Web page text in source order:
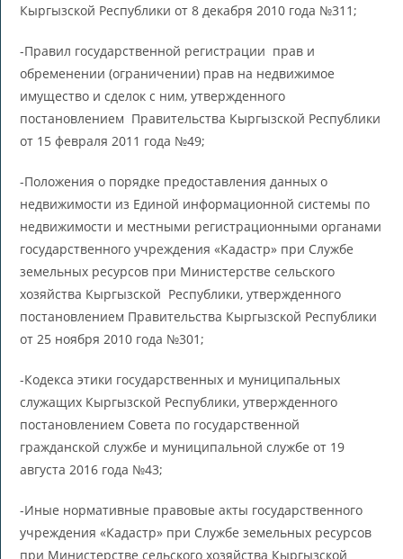
Кыргызской Республики от 8 декабря 2010 года №311;
-Правил государственной регистрации прав и
обременении (ограничении) прав на недвижимое
имущество и сделок с ним, утвержденного
постановлением Правительства Кыргызской Республики
от 15 февраля 2011 года №49;
-Положения о порядке предоставления данных о
недвижимости из Единой информационной системы по
недвижимости и местными регистрационными органами
государственного учреждения «Кадастр» при Службе
земельных ресурсов при Министерстве сельского
хозяйства Кыргызской Республики, утвержденного
постановлением Правительства Кыргызской Республики
от 25 ноября 2010 года №301;
-Кодекса этики государственных и муниципальных
служащих Кыргызской Республики, утвержденного
постановлением Совета по государственной
гражданской службе и муниципальной службе от 19
августа 2016 года №43;
-Иные нормативные правовые акты государственного
учреждения «Кадастр» при Службе земельных ресурсов
при Министерстве сельского хозяйства Кыргызской